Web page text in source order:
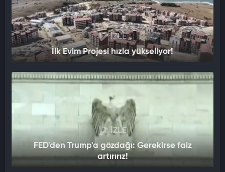
İZLE
İlk Evim Projesi hızla yükseliyor!
İZLE
FED'den Trump'a gözdağı: Gerekirse faiz
artırırız!